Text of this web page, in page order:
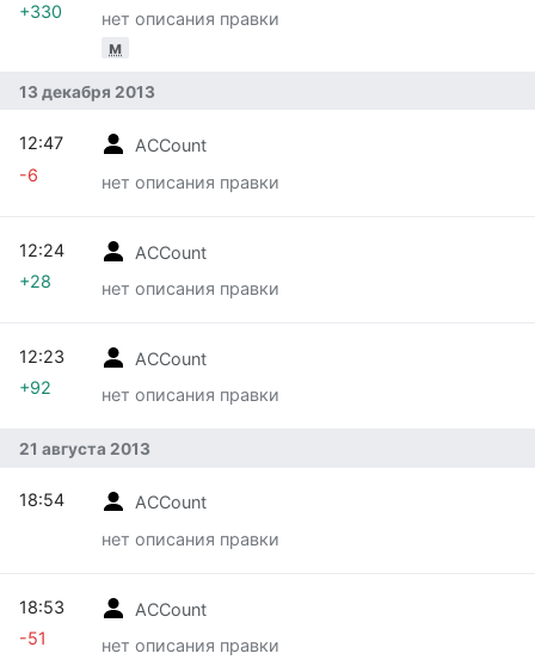
нет описания правки
м
+330
13 декабря 2013
ACCount
нет описания правки
12:47
-6
ACCount
нет описания правки
12:24
+28
ACCount
нет описания правки
12:23
+92
21 августа 2013
ACCount
нет описания правки
18:54
ACCount
нет описания правки
18:53
-51